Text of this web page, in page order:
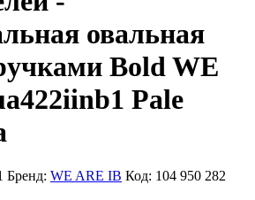
овальная
Bold WE
Pale
Бренд: WE ARE IB Код: 104 950 282